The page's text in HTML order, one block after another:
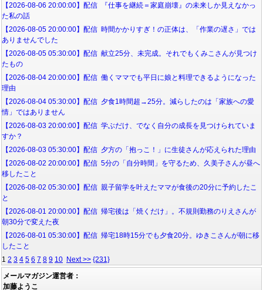
【2026-08-06 20:00:00】配信 『仕事を継続＝家庭崩壊』の未来しか見えなかっ
た私の話
【2026-08-05 20:00:00】配信 時間かかりすぎ！の正体は、「作業の遅さ」では
ありませんでした
【2026-08-05 05:30:00】配信 献立25分、未完成。それでもくみこさんが見つけ
たもの
【2026-08-04 20:00:00】配信 働くママでも平日に娘と料理できるようになった
理由
【2026-08-04 05:30:00】配信 夕食1時間超→25分。減らしたのは「家族への愛
情」ではありません
【2026-08-03 20:00:00】配信 学ぶだけ、でなく自分の成長を見つけられていま
すか？
【2026-08-03 05:30:00】配信 夕方の「抱っこ！」に生徒さんが応えられた理由
【2026-08-02 20:00:00】配信 5分の「自分時間」を守るため、久美子さんが昼へ
移したこと
【2026-08-02 05:30:00】配信 親子留学を叶えたママが食後の20分に予約したこ
と
【2026-08-01 20:00:00】配信 帰宅後は「焼くだけ」。不規則勤務のりえさんが
朝30分で変えた夜
【2026-08-01 05:30:00】配信 帰宅18時15分でも夕食20分。ゆきこさんが朝に移
したこと
1 2 3 4 5 6 7 8 9 10 Next >> {231}
メールマガジン運営者：
加藤ようこ